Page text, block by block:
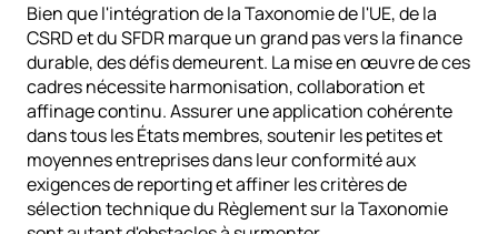
Bien que l'intégration de la Taxonomie de l'UE, de la
CSRD et du SFDR marque un grand pas vers la finance
durable, des défis demeurent. La mise en œuvre de ces
cadres nécessite harmonisation, collaboration et
affinage continu. Assurer une application cohérente
dans tous les États membres, soutenir les petites et
moyennes entreprises dans leur conformité aux
exigences de reporting et affiner les critères de
sélection technique du Règlement sur la Taxonomie